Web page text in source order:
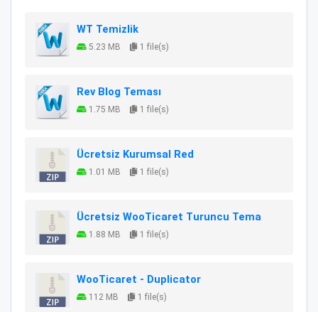
WT Temizlik
5.23 MB 1 file(s)
Rev Blog Teması
1.75 MB 1 file(s)
Ücretsiz Kurumsal Red
1.01 MB 1 file(s)
Ücretsiz WooTicaret Turuncu Tema
1.88 MB 1 file(s)
WooTicaret - Duplicator
112 MB 1 file(s)